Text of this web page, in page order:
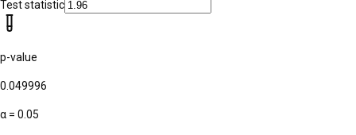
Test statistic
p-value
0.049996
α = 0.05